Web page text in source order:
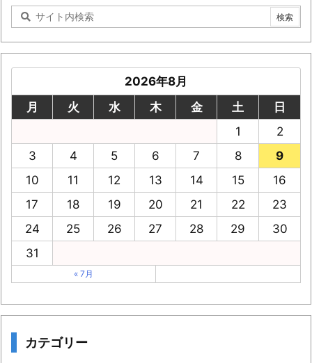
2026年8月
月
火 水 木 金 土
日
1
2
3
4 5 6 7 8
9
10
11 12 13 14 15
16
17
18 19 20 21 22
23
24
25 26 27 28 29
30
31
« 7月
カテゴリー